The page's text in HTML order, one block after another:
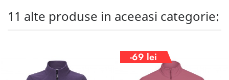
11 alte produse in aceeasi categorie:
-69 lei